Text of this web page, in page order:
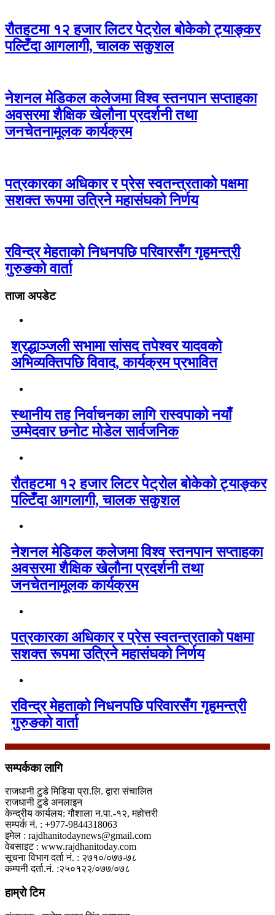
रौतहटमा १२ हजार लिटर पेट्रोल बोकेको ट्याङ्कर
पल्टिँदा आगलागी, चालक सकुशल
नेशनल मेडिकल कलेजमा विश्व स्तनपान सप्ताहका
अवसरमा शैक्षिक खेलौना प्रदर्शनी तथा
जनचेतनामूलक कार्यक्रम
पत्रकारका अधिकार र प्रेस स्वतन्त्रताको पक्षमा
सशक्त रूपमा उत्रिने महासंघको निर्णय
रविन्द्र मेहताको निधनपछि परिवारसँग गृहमन्त्री
गुरुङको वार्ता
ताजा अपडेट
श्रद्धाञ्जली सभामा सांसद तपेश्वर यादवको
अभिव्यक्तिपछि विवाद, कार्यक्रम प्रभावित
स्थानीय तह निर्वाचनका लागि रास्वपाको नयाँ
उम्मेदवार छनोट मोडेल सार्वजनिक
रौतहटमा १२ हजार लिटर पेट्रोल बोकेको ट्याङ्कर
पल्टिँदा आगलागी, चालक सकुशल
नेशनल मेडिकल कलेजमा विश्व स्तनपान सप्ताहका
अवसरमा शैक्षिक खेलौना प्रदर्शनी तथा
जनचेतनामूलक कार्यक्रम
पत्रकारका अधिकार र प्रेस स्वतन्त्रताको पक्षमा
सशक्त रूपमा उत्रिने महासंघको निर्णय
रविन्द्र मेहताको निधनपछि परिवारसँग गृहमन्त्री
गुरुङको वार्ता
सम्पर्कका लागि
राजधानी टुडे मिडिया प्रा.लि. द्वारा संचालित
राजधानी टुडे अनलाइन
केन्द्रीय कार्यलय: गौशाला न.पा.-१२, महोत्तरी
सम्पर्क नं. : +977-9844318063
इमेल : rajdhanitodaynews@gmail.com
वेबसाइट : www.rajdhanitoday.com
सूचना विभाग दर्ता नं. : २७१०/०७७-७८
कम्पनी दर्ता.नं. :२५०१२२/०७७/०७८
हाम्रो टिम